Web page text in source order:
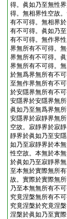
得。眞如乃至無性
得。無相界性空故
有不可得。無相界
有不可得。眞如乃
有不可得。無作界
界無所有不可得。
界無所有不可得。
界無所有不可得。
於無爲界無所有不
至無作界無所有不
於安隱界無所有不
安隱界於安隱界無
眞如乃至無爲界無
安隱界於寂靜界無
空故。寂靜界於寂
靜界於眞如乃至安
如乃至寂靜界於本
性空故。本無於本
於眞如乃至寂靜界
至本無於實際無所
故。實際於實際無
乃至本無無所有不
究竟涅槃無所有不
究竟涅槃於究竟涅
涅槃於眞如乃至實